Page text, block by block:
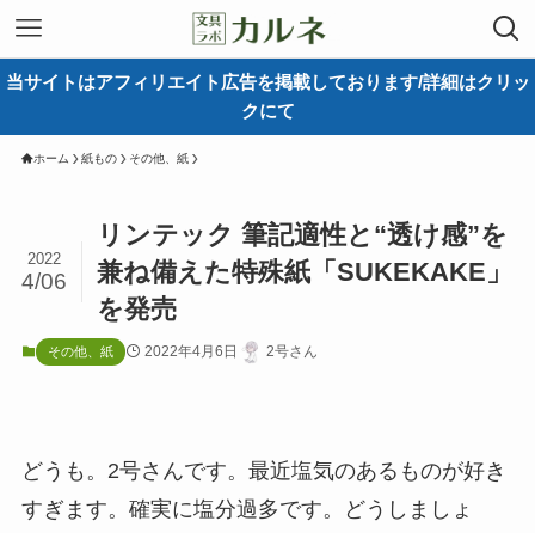
当サイトはアフィリエイト広告を掲載しております/詳細はクリッ
クにて
ホーム 紙もの その他、紙
リンテック 筆記適性と“透け感”を
兼ね備えた特殊紙「SUKEKAKE」
を発売
2022
4/06
その他、紙 2022年4月6日 2号さん
どうも。2号さんです。最近塩気のあるものが好き
すぎます。確実に塩分過多です。どうしましょ